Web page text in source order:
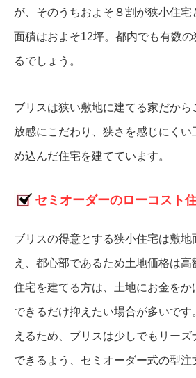
が、そのうちおよそ８割が狭小住宅
面積はおよそ12坪。都内でも有数の
るでしょう。
ブリスは狭い敷地に建てる家だから
放感にこだわり、狭さを感じにく
め込んだ住宅を建てています。
セミオーダーのローコスト
ブリスの得意とする狭小住宅は敷地
え、都心部であるため土地価格は
住宅を建てる方は、土地にお金をか
できるだけ抑えたい場合が多いです
えるため、ブリスは少しでもリー
できるよう、セミオーダー式の型注